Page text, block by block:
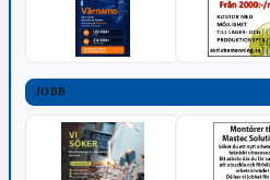
JOBB